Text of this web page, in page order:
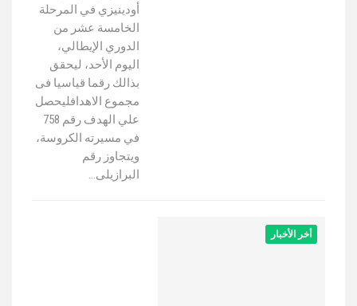
أودينيزي في المرحلة
الخامسة عشر من
الدوري الإيطالي،
اليوم الأحد، ليحقق
بذالك رقما قياسيا فى
مجموع الاهدافليحصل
علي الهدف رقم 758
في مسيرته الكروسة،
ويتجاوز رقم
البرازيلى…
أخر الأخبار